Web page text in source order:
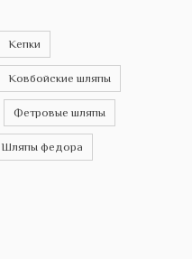
Кепки
Ковбойские шляпы
Фетровые шляпы
Шляпы федора